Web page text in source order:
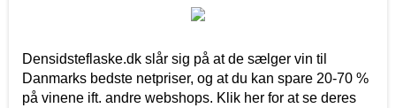
Densidsteflaske.dk slår sig på at de sælger vin til
Danmarks bedste netpriser, og at du kan spare 20-70 %
på vinene ift. andre webshops. Klik her for at se deres